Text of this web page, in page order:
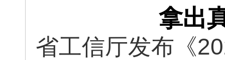
拿出
省工信厅发布《